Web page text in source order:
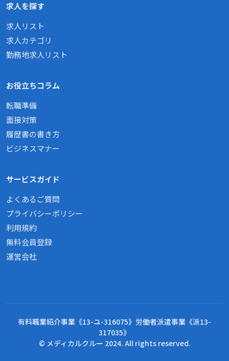
求人を探す
求人リスト
求人カテゴリ
勤務地求人リスト
お役立ちコラム
転職準備
面接対策
履歴書の書き方
ビジネスマナー
サービスガイド
よくあるご質問
プライバシーポリシー
利用規約
無料会員登録
運営会社
有料職業紹介事業《13-ユ-316075》労働者派遣事業《派13-
317035》
© メディカルクルー 2024. All rights reserved.